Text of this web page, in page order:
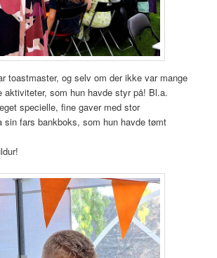
toastmaster, og selv om der ikke var mange
aktiviteter, som hun havde styr på! Bl.a.
specielle, fine gaver med stor
fars bankboks, som hun havde tømt